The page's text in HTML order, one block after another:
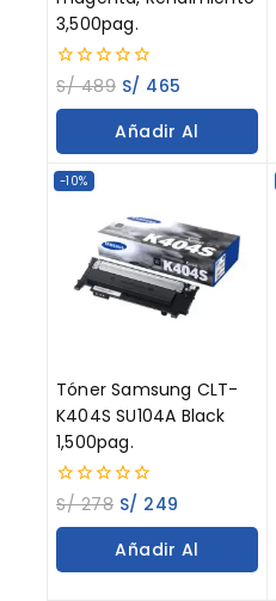
3,500pag.
0
out
of
S/489 S/ 465
Añadir Al
-10%
Tóner Samsung CLT-
K404S SU104A Black
1,500pag.
0
out
of
S/278 S/ 249
Añadir Al